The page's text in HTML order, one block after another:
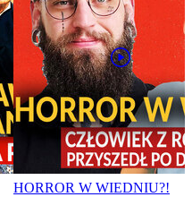
HORROR W WIEDNIU?!